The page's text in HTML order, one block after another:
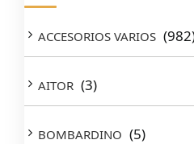
ACCESORIOS VARIOS
AITOR (3)
BOMBARDINO (5)